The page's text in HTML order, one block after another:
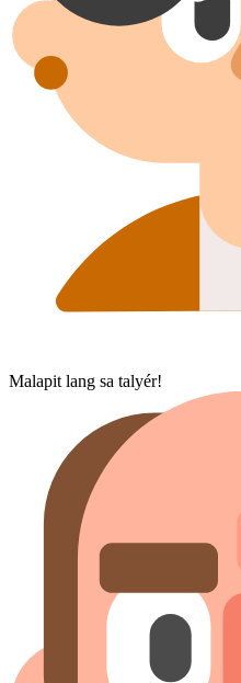
Malapit lang sa talyér!